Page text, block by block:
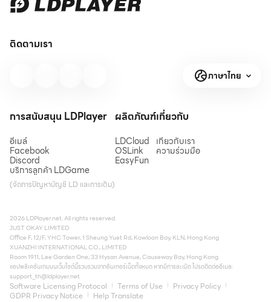
ติดตามเรา
ภาษาไทย
การสนับสนุน LDPlayer
อีเมล์
Facebook
Discord
บริการลูกค้า LDGame
(จัดการปัญหาบัญชี LD และการเติม)
ผลิตภัณฑ์
LDCloud
OSLink
EasyFun
เกี่ยวกับ
เกี่ยวกับเรา
ความร่วมมือ
2026 LDPlayer.net. All rights reserved.
JUST OKAY LIMITED
Office F, 12/F, YHC Tower, 1 Sheung Yuet Rd, Kowloon Bay, KLN, Hong Kong
XUANZHI INTERNATIONAL CO., LIMITED
Room 1911, Lee Garden One, 33 Hysan Avenue, Causeway Bay, Hong Kong
แอปพลิเคชันเกมบนเว็บไซต์นี้รวบรวมจากอินเทอร์เน็ตทั้งหมด หากมีการละเมิด โปรดติดต่ออีเมล:
support_th@ldplayer.net
Software Licensing Protocol Terms of Use
Privacy Policy
GDPR Privacy Notice
Help Translate